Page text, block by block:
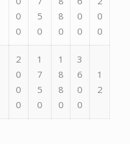
0
0
5
0
8
0
0
0
0
0
2
0
0
0
1
7
5
0
1
8
8
0
3
6
0
0
1
2